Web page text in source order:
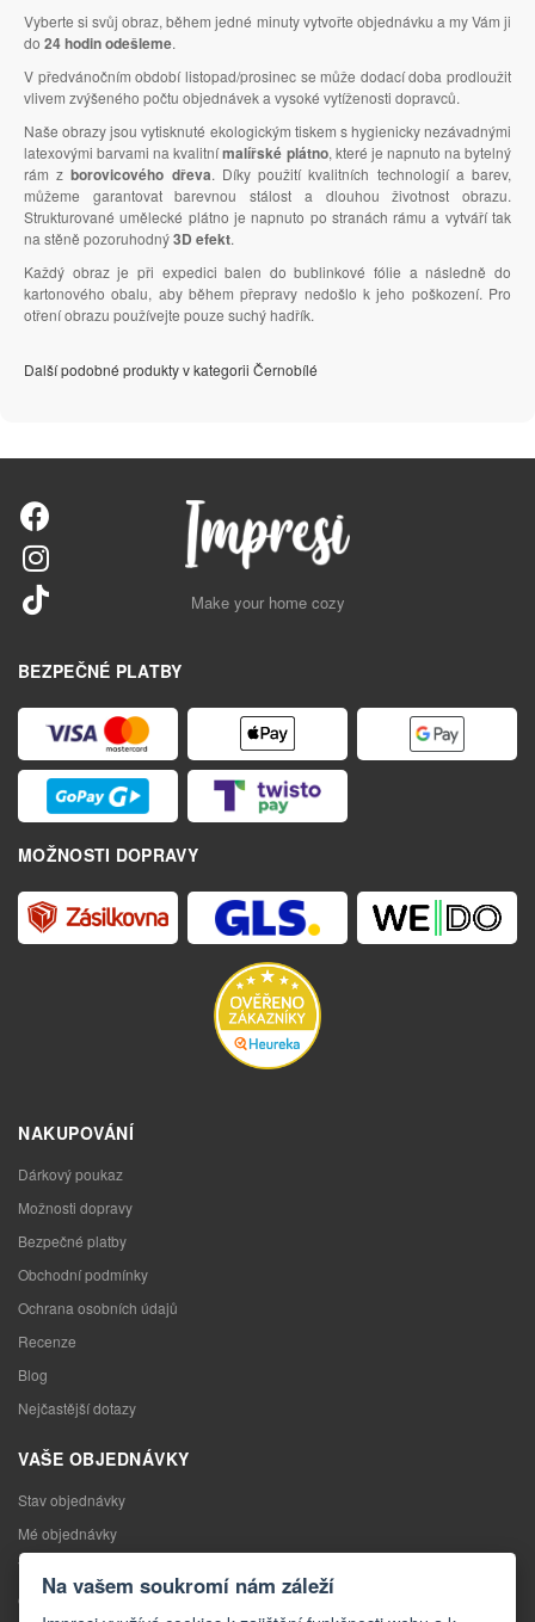
Vyberte si svůj obraz, během jedné minuty vytvořte objednávku a my Vám ji
do 24 hodin odešleme.
V předvánočním období listopad/prosinec se může dodací doba prodloužit
vlivem zvýšeného počtu objednávek a vysoké vytíženosti dopravců.
Naše obrazy jsou vytisknuté ekologickým tiskem s hygienicky nezávadnými
latexovými barvami na kvalitnímalířské plátno, které je napnuto na bytelný
rám zborovicového dřeva. Díky použití kvalitních technologií a barev,
můžeme garantovat barevnou stálost a dlouhou životnost obrazu.
Strukturované umělecké plátno je napnuto po stranách rámu a vytváří tak
na stěně pozoruhodný3D efekt.
Každý obraz je při expedici balen do bublinkové fólie a následně do
kartonového obalu, aby během přepravy nedošlo k jeho poškození. Pro
otření obrazu používejte pouze suchý hadřík.
Další podobné produkty v kategorii Černobílé
Make your home cozy
BEZPEČNÉ PLATBY
MOŽNOSTI DOPRAVY
NAKUPOVÁNÍ
Dárkový poukaz
Možnosti dopravy
Bezpečné platby
Obchodní podmínky
Ochrana osobních údajů
Recenze
Blog
Nejčastější dotazy
VAŠE OBJEDNÁVKY
Stav objednávky
Mé objednávky
Výměna zboží
Odstoupení od kupní smlouvy
Na vašem soukromí nám záleží